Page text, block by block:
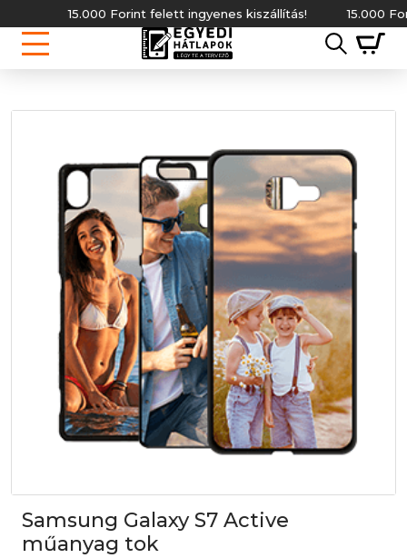
15.000 Forint felett ingyenes kiszállítás! 15.000
Samsung Galaxy S7 Active
műanyag tok